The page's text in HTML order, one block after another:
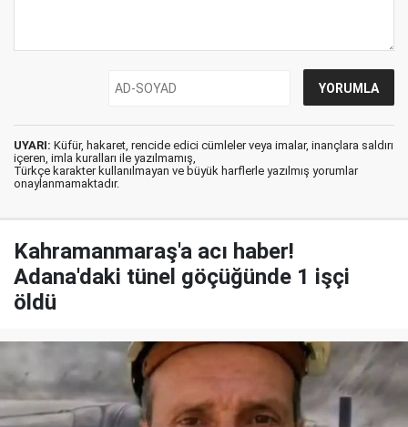
UYARI: Küfür, hakaret, rencide edici cümleler veya imalar, inançlara saldırı
içeren, imla kuralları ile yazılmamış,
Türkçe karakter kullanılmayan ve büyük harflerle yazılmış yorumlar
onaylanmamaktadır.
Kahramanmaraş'a acı haber!
Adana'daki tünel göçüğünde 1 işçi
öldü